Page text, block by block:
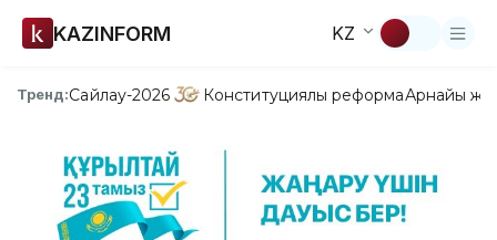
KAZINFORM KZ
Тренд:Сайлау-2026 Конституциялық реформаАрнайы